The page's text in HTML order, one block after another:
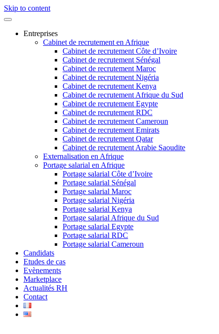
Skip to content
Entreprises
Cabinet de recrutement en Afrique
Cabinet de recrutement Côte d’Ivoire
Cabinet de recrutement Sénégal
Cabinet de recrutement Maroc
Cabinet de recrutement Nigéria
Cabinet de recrutement Kenya
Cabinet de recrutement Afrique du Sud
Cabinet de recrutement Egypte
Cabinet de recrutement RDC
Cabinet de recrutement Cameroun
Cabinet de recrutement Emirats
Cabinet de recrutement Qatar
Cabinet de recrutement Arabie Saoudite
Externalisation en Afrique
Portage salarial en Afrique
Portage salarial Côte d’Ivoire
Portage salarial Sénégal
Portage salarial Maroc
Portage salarial Nigéria
Portage salarial Kenya
Portage salarial Afrique du Sud
Portage salarial Egypte
Portage salarial RDC
Portage salarial Cameroun
Candidats
Etudes de cas
Evènements
Marketplace
Actualités RH
Contact